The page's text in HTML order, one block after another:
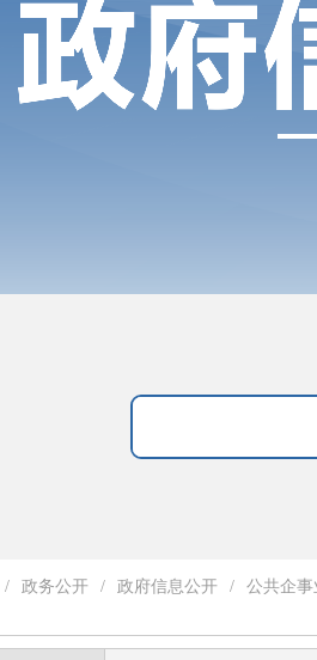
/ 政务公开 / 政府信息公开 /
公共企